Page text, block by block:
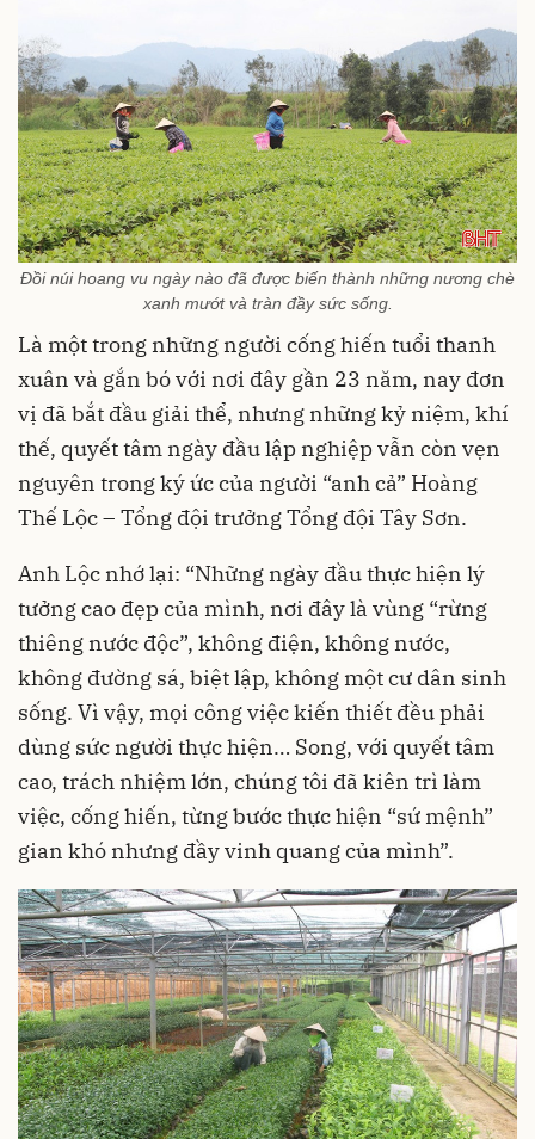
Đồi núi hoang vu ngày nào đã được biến thành những nương chè
xanh mướt và tràn đầy sức sống.
Là một trong những người cống hiến tuổi thanh
xuân và gắn bó với nơi đây gần 23 năm, nay đơn
vị đã bắt đầu giải thể, nhưng những kỷ niệm, khí
thế, quyết tâm ngày đầu lập nghiệp vẫn còn vẹn
nguyên trong ký ức của người “anh cả” Hoàng
Thế Lộc – Tổng đội trưởng Tổng đội Tây Sơn.
Anh Lộc nhớ lại: “Những ngày đầu thực hiện lý
tưởng cao đẹp của mình, nơi đây là vùng “rừng
thiêng nước độc”, không điện, không nước,
không đường sá, biệt lập, không một cư dân sinh
sống. Vì vậy, mọi công việc kiến thiết đều phải
dùng sức người thực hiện… Song, với quyết tâm
cao, trách nhiệm lớn, chúng tôi đã kiên trì làm
việc, cống hiến, từng bước thực hiện “sứ mệnh”
gian khó nhưng đầy vinh quang của mình”.